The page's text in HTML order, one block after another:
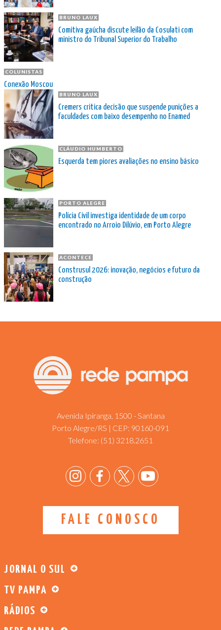
BRUNO LAUX
Comitiva gaúcha discute leilão da Cosulati com
ministro do Tribunal Superior do Trabalho
COLUNISTAS
Conexão Moscou
BRUNO LAUX
Cremers critica decisão que suspende punições a
faculdades com baixo desempenho no Enamed
CLÁUDIO HUMBERTO
Esquerda tem piores avaliações no ensino básico
PORTO ALEGRE
Polícia Civil investiga identidade de um corpo
encontrado no Arroio Dilúvio, em Porto Alegre
ACONTECE
Construsul 2026: inovação, negócios e futuro da
construção
Avenida Ipiranga, 1500 - Santana
Porto Alegre/RS | CEP: 90160-091
Telefone: (51) 3218.2651
FALE CONOSCO
JORNAL O SUL
TV PAMPA
RÁDIOS